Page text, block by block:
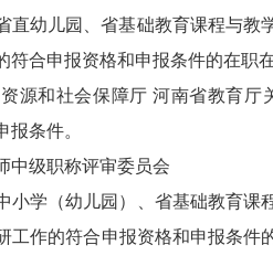
直幼儿园、省基础教育课程与
合申报资格和申报条件的在职在
源和社会保障厅 河南省教育厅
报条件。
中级职称评审委员会
小学（幼儿园）、省基础教育
工作的符合申报资格和申报条